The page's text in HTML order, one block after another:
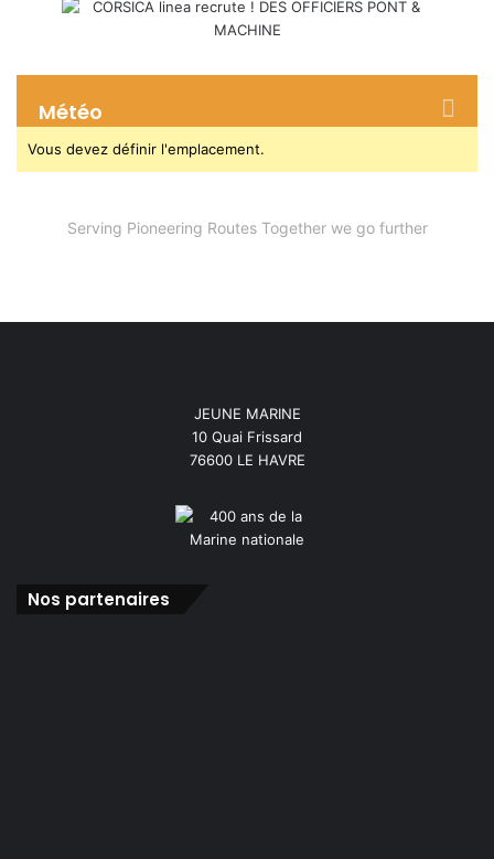
Météo
Vous devez définir l'emplacement.
Serving Pioneering Routes Together we go further
JEUNE MARINE
10 Quai Frissard
76600 LE HAVRE
Nos partenaires